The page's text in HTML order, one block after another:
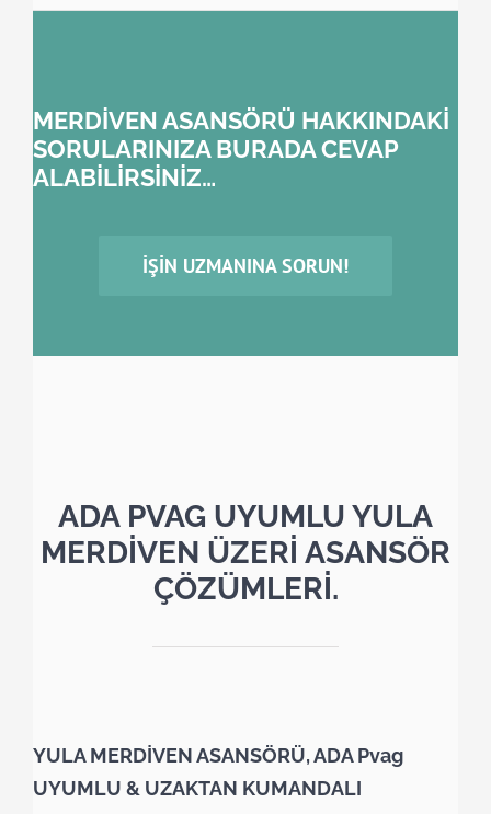
MERDİVEN ASANSÖRÜ HAKKINDAKİ
SORULARINIZA BURADA CEVAP
ALABİLİRSİNİZ…
İŞIN UZMANINA SORUN!
ADA PVAG UYUMLU YULA
MERDİVEN ÜZERİ ASANSÖR
ÇÖZÜMLERİ.
YULA MERDİVEN ASANSÖRÜ, ADA Pvag
UYUMLU & UZAKTAN KUMANDALI